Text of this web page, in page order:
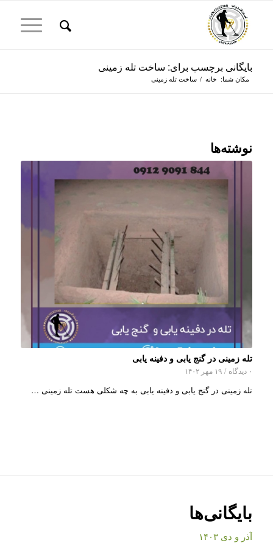
بایگانی برچسب برای: ساخت تله زمینی
مکان شما: خانه / ساخت تله زمینی
نوشته‌ها
تله زمینی در گنج یابی و دفینه یابی
۰ دیدگاه / ۱۹ مهر ۱۴۰۲
تله زمینی در گنج یابی و دفینه یابی به چه شکلی هست تله زمینی …
بایگانی‌ها
آذر و دی ۱۴۰۳